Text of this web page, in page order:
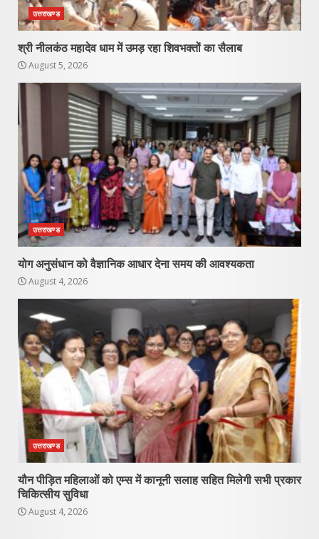
उत्तराखण्ड
श्री नीलकंठ महादेव धाम में उमड़ रहा शिवभक्तों का सैलाब
August 5, 2026
उत्तराखण्ड
योग अनुसंधान को वैज्ञानिक आधार देना समय की आवश्यकता
August 4, 2026
उत्तराखण्ड
यौन पीड़ित महिलाओं को एम्स में कानूनी सलाह सहित मिलेगी सभी प्रकार
चिकित्सीय सुविधा
August 4, 2026